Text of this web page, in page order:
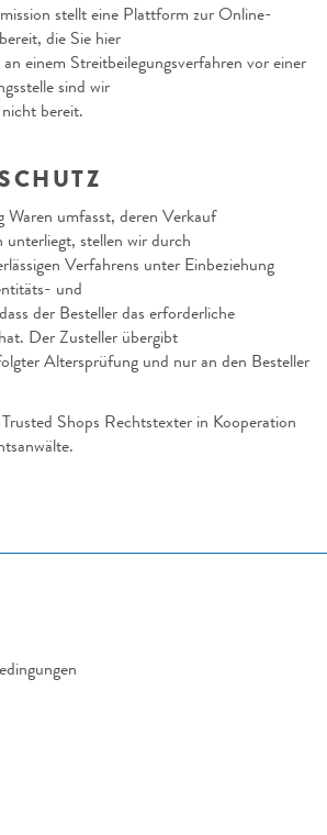
stellt eine Plattform zur Online-
die Sie hier
einem Streitbeilegungsverfahren vor einer
sind wir
bereit.
Waren umfasst, deren Verkauf
unterliegt, stellen wir durch
Verfahrens unter Einbeziehung
und
der Besteller das erforderliche
Der Zusteller übergibt
Altersprüfung und nur an den Besteller
Shops Rechtstexter in Kooperation